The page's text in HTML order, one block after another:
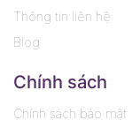
Thông tin liên hệ
Blog
Chính sách
Chính sách bảo mật